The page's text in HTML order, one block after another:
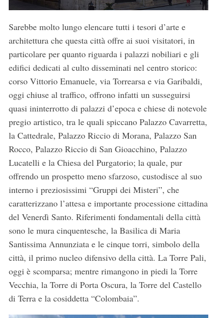
Sarebbe molto lungo elencare tutti i tesori d’arte e
architettura che questa città offre ai suoi visitatori, in
particolare per quanto riguarda i palazzi nobiliari e gli
edifici dedicati al culto disseminati nel centro storico:
corso Vittorio Emanuele, via Torrearsa e via Garibaldi,
oggi chiuse al traffico, offrono infatti un susseguirsi
quasi ininterrotto di palazzi d’epoca e chiese di notevole
pregio artistico, tra le quali spiccano Palazzo Cavarretta,
la Cattedrale, Palazzo Riccio di Morana, Palazzo San
Rocco, Palazzo Riccio di San Gioacchino, Palazzo
Lucatelli e la Chiesa del Purgatorio; la quale, pur
offrendo un prospetto meno sfarzoso, custodisce al suo
interno i preziosissimi “Gruppi dei Misteri”, che
caratterizzano l’attesa e importante processione cittadina
del Venerdì Santo. Riferimenti fondamentali della città
sono le mura cinquentesche, la Basilica di Maria
Santissima Annunziata e le cinque torri, simbolo della
città, il primo nucleo difensivo della città. La Torre Pali,
oggi è scomparsa; mentre rimangono in piedi la Torre
Vecchia, la Torre di Porta Oscura, la Torre del Castello
di Terra e la cosiddetta “Colombaia”.